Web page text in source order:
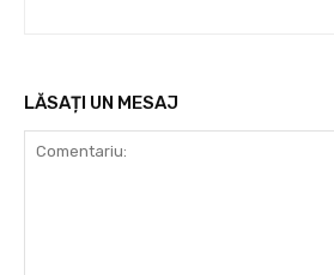
LĂSAȚI UN MESAJ